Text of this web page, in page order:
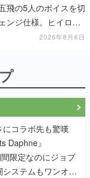
飛の5人のボイスを切
ンジ仕様。ヒイロが
ど痛いぞ」とささや
2026年8月6日
コラボ先も驚嘆
Daphne』
限定なのにジョブ
ステムもワンオフ